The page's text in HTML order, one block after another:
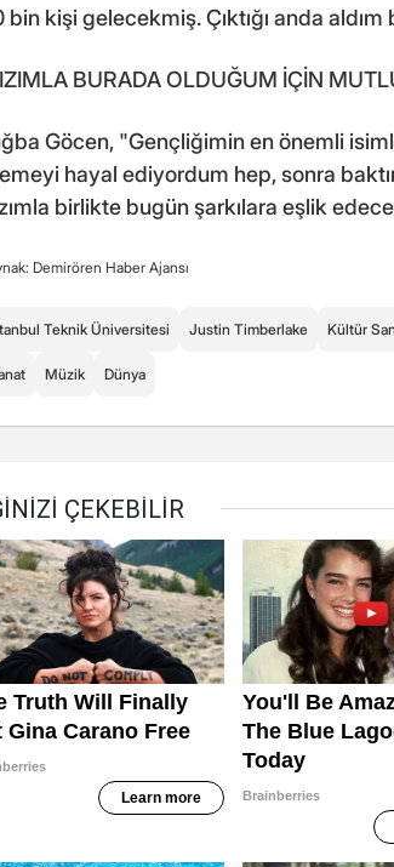
bin kişi gelecekmiş. Çıktığı anda
BURADA OLDUĞUM İÇİN
Göcen, "Gençliğimin en önemli
hayal ediyordum hep, sonra
birlikte bugün şarkılara eşlik
Demirören Haber Ajansı
Teknik Üniversitesi Justin Timberlake Kültür
Müzik Dünya